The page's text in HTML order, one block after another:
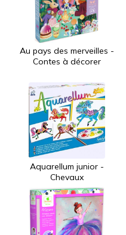
Au pays des merveilles -
Contes à décorer
Aquarellum junior -
Chevaux